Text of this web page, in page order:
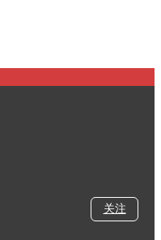
关注